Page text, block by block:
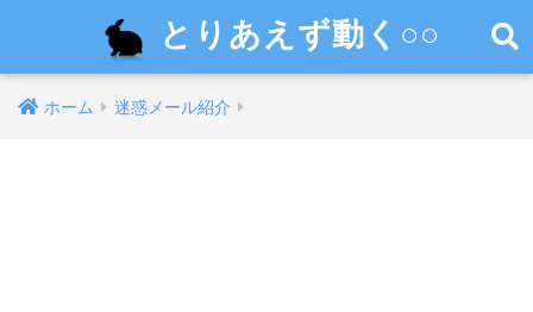
とりあえず動く○○
ホーム 迷惑メール紹介